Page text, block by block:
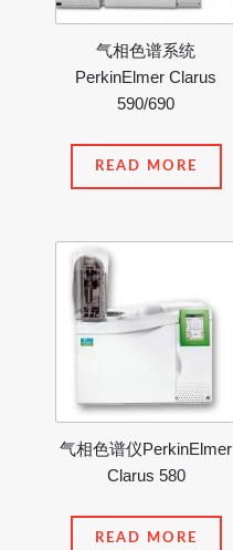
气相色谱系统
PerkinElmer Clarus
590/690
READ MORE
气相色谱仪PerkinElmer
Clarus 580
READ MORE